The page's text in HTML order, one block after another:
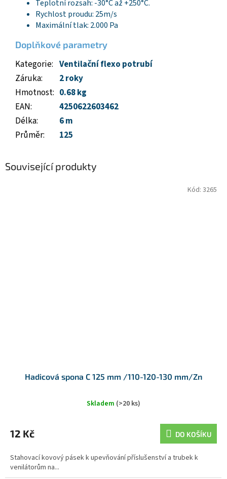
Teplotní rozsah: -30°C až +250°C.
Rychlost proudu: 25m/s
Maximální tlak: 2.000 Pa
Doplňkové parametry
Kategorie: Ventilační flexo potrubí
Záruka:
2 roky
Hmotnost: 0.68 kg
EAN:
4250622603462
Délka:
6 m
Průměr: 125
Související produkty
Hadicová spona C 125 mm /110-120-130 mm/Zn
Skladem (>20 ks)
12 Kč DO KOŠÍKU
Stahovací kovový pásek k upevňování příslušenství a trubek k
venilátorům na...
Kód: 3265